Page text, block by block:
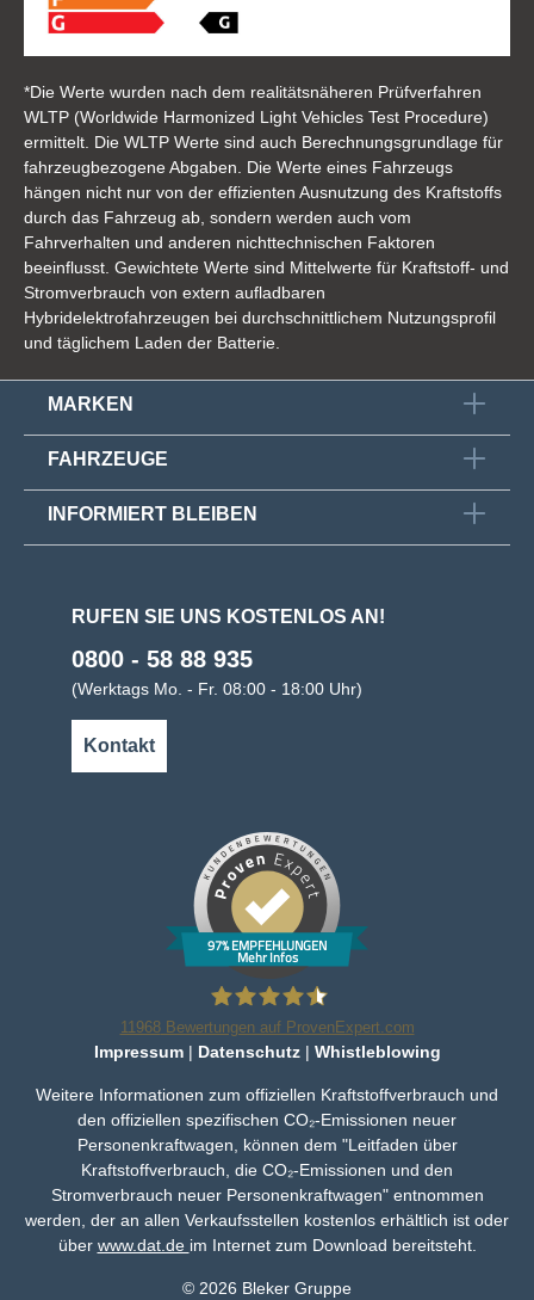
*Die Werte wurden nach dem realitätsnäheren Prüfverfahren
WLTP (Worldwide Harmonized Light Vehicles Test Procedure)
ermittelt. Die WLTP Werte sind auch Berechnungsgrundlage für
fahrzeugbezogene Abgaben. Die Werte eines Fahrzeugs
hängen nicht nur von der effizienten Ausnutzung des Kraftstoffs
durch das Fahrzeug ab, sondern werden auch vom
Fahrverhalten und anderen nichttechnischen Faktoren
beeinflusst. Gewichtete Werte sind Mittelwerte für Kraftstoff- und
Stromverbrauch von extern aufladbaren
Hybridelektrofahrzeugen bei durchschnittlichem Nutzungsprofil
und täglichem Laden der Batterie.
MARKEN
FAHRZEUGE
INFORMIERT BLEIBEN
RUFEN SIE UNS KOSTENLOS AN!
0800 - 58 88 935
(Werktags Mo. - Fr. 08:00 - 18:00 Uhr)
Kontakt
97% EMPFEHLUNGEN
Mehr Infos
Bleker Gruppe
11968Bewertungen auf ProvenExpert.com
Impressum| Datenschutz| Whistleblowing
Weitere Informationen zum offiziellen Kraftstoffverbrauch und
den offiziellen spezifischen CO₂-Emissionen neuer
Personenkraftwagen, können dem "Leitfaden über
Kraftstoffverbrauch, die CO₂-Emissionen und den
Stromverbrauch neuer Personenkraftwagen" entnommen
werden, der an allen Verkaufsstellen kostenlos erhältlich ist oder
über www.dat.de im Internet zum Download bereitsteht.
© 2026 Bleker Gruppe